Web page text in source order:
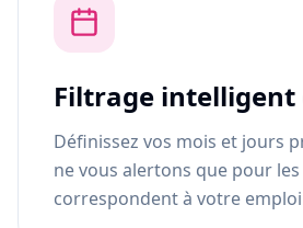
Filtrage intelligent
Définissez vos mois et jours
ne vous alertons que pour
correspondent à votre